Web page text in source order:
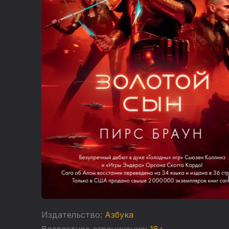
Издательство: Азбука